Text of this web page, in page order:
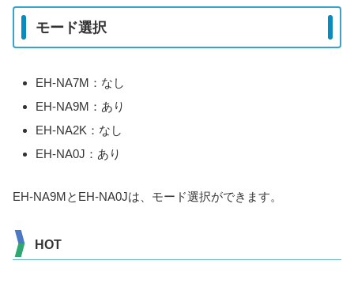
モード選択
EH-NA7M：なし
EH-NA9M：あり
EH-NA2K：なし
EH-NA0J：あり
EH-NA9MとEH-NA0Jは、モード選択ができます。
HOT